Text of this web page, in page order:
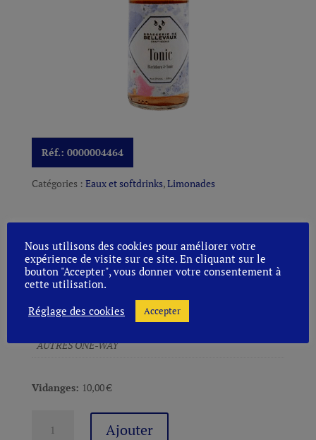
Réf.: 0000004464
Catégories : Eaux et softdrinks,Limonades
37,02€TVAC
INFORMATIONS COMPLÉMENTAIRES
AUTRES ONE-WAY
Vidanges: 10,00€
Ajouter
Nous utilisons des cookies pour améliorer votre
expérience de visite sur ce site. En cliquant sur le
bouton "Accepter", vous donner votre consentement à
cette utilisation.
Réglage des cookies
Accepter